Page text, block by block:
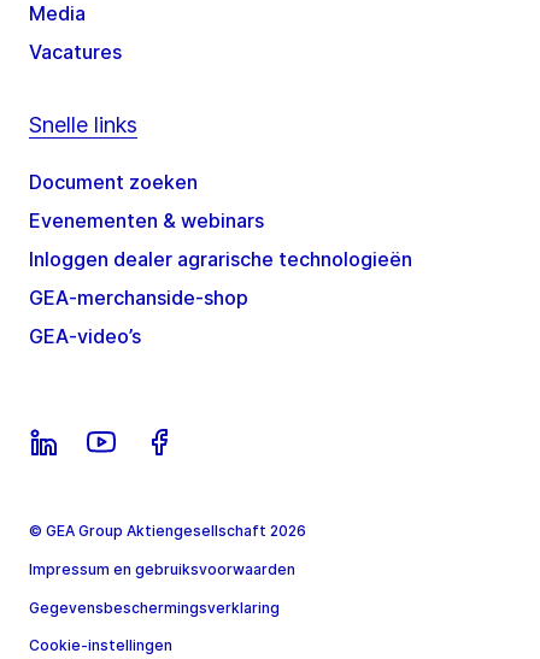
Media
Vacatures
Snelle links
Document zoeken
Evenementen & webinars
Inloggen dealer agrarische technologieën
GEA-merchanside-shop
GEA-video’s
© GEA Group Aktiengesellschaft 2026
Impressum en gebruiksvoorwaarden
Gegevensbeschermingsverklaring
Cookie-instellingen